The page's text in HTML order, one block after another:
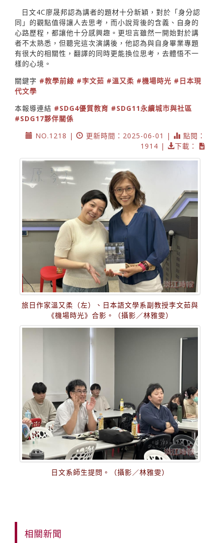
日文4C廖晟邦認為講者的題材十分新穎，對於「身分認
同」的觀點值得讓人去思考，而小說背後的含義、自身的
心路歷程，都讓他十分感興趣。更坦言雖然一開始對於講
者不太熟悉，但聽完這次演講後，他認為與自身畢業專題
有很大的相關性，翻譯的同時更能換位思考，去體悟不一
樣的心境。
關鍵字 #教學前線 #李文茹 #溫又柔 #機場時光 #日本現
代文學
本報導連結 #SDG4優質教育 #SDG11永續城市與社區
#SDG17夥伴關係
NO.1218 |
更新時間：2025-06-01 |
點閱：
1914 |
下載：
旅日作家溫又柔（左）、日本語文學系副教授李文茹與
《機場時光》合影。（攝影／林雅雯）
日文系師生提問。（攝影／林雅雯）
相關新聞